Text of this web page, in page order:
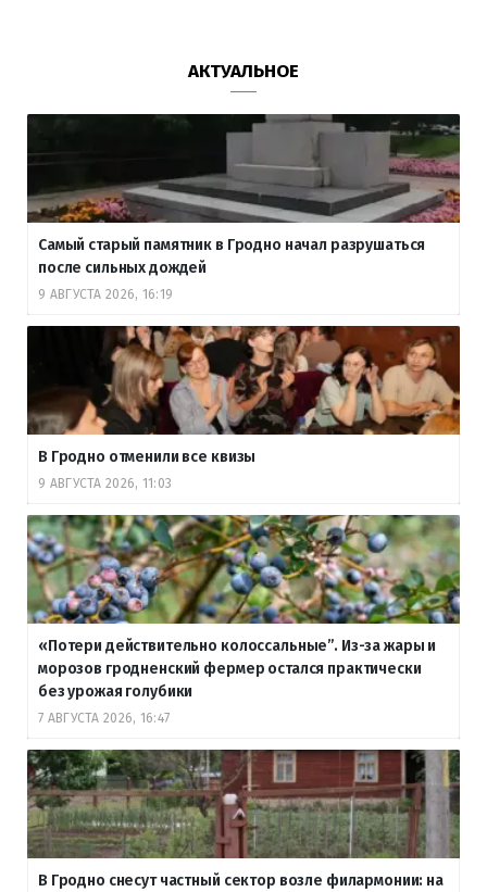
АКТУАЛЬНОЕ
Самый старый памятник в Гродно начал разрушаться
после сильных дождей
9 АВГУСТА 2026, 16:19
В Гродно отменили все квизы
9 АВГУСТА 2026, 11:03
«Потери действительно колоссальные”. Из-за жары и
морозов гродненский фермер остался практически
без урожая голубики
7 АВГУСТА 2026, 16:47
В Гродно снесут частный сектор возле филармонии: на